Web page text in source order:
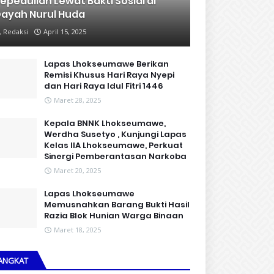
Nurul Huda
Redaksi April 15, 2025
Lapas Lhokseumawe Berikan
Remisi Khusus Hari Raya Nyepi
dan Hari Raya Idul Fitri 1446
Maret 28, 2025
Kepala BNNK Lhokseumawe,
Werdha Susetyo , Kunjungi Lapas
Kelas IIA Lhokseumawe, Perkuat
Sinergi Pemberantasan Narkoba
Maret 20, 2025
Lapas Lhokseumawe
Memusnahkan Barang Bukti Hasil
Razia Blok Hunian Warga Binaan
Maret 18, 2025